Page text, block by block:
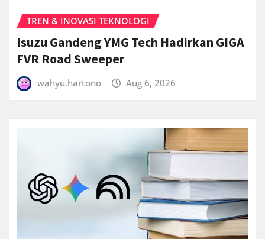
TREN & INOVASI TEKNOLOGI
Isuzu Gandeng YMG Tech Hadirkan GIGA
FVR Road Sweeper
wahyu.hartono Aug 6, 2026